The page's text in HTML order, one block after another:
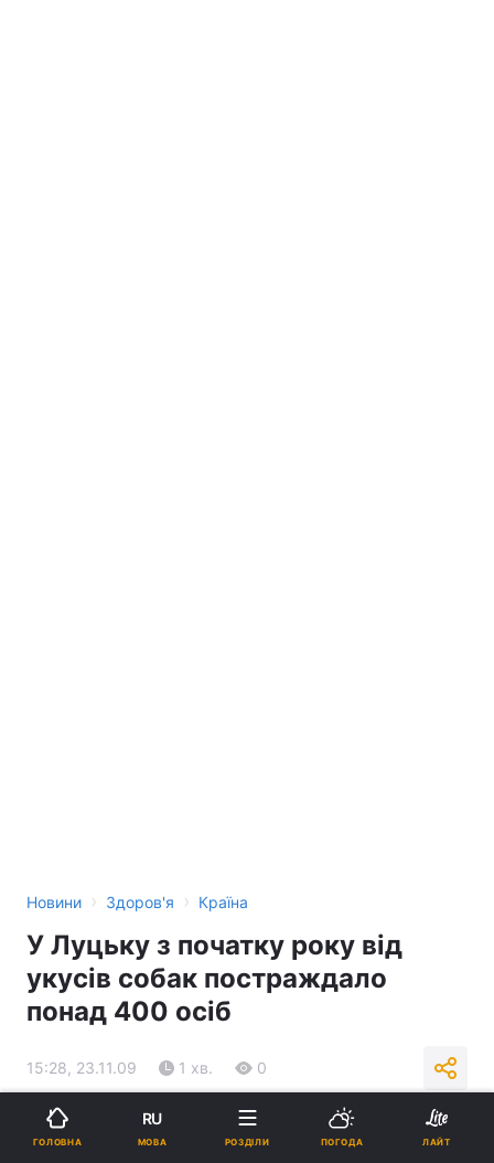
Новини › Здоров'я › Країна
У Луцьку з початку року від
укусів собак постраждало
понад 400 осіб
15:28, 23.11.09 1 хв. 0
Підпишіться на нас в Google
ГОЛОВНА
RU
МОВА РОЗДІЛИ ПОГОДА ЛАЙТ